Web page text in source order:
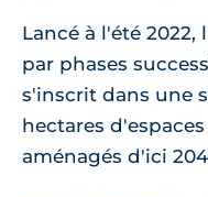
Lancé à l'été
par phases
s'inscrit dans une
hectares
aménagés d'ici